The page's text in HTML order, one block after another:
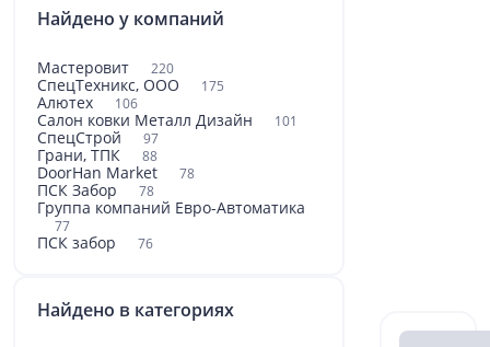
Найдено у компаний
Мастеровит 220
СпецТехникс, ООО 175
Алютех 106
Салон ковки Металл Дизайн 101
СпецСтрой 97
Грани, ТПК 88
DoorHan Market 78
ПСК Забор 78
Группа компаний Евро-Автоматика
77
ПСК забор 76
Найдено в категориях